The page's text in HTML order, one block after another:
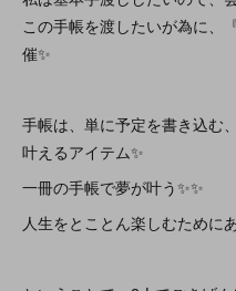
この手帳を渡したいが為に、
催✨
手帳は、単に予定を書き込む
叶えるアイテム✨
一冊の手帳で夢が叶う✨✨
人生をとことん楽しむために